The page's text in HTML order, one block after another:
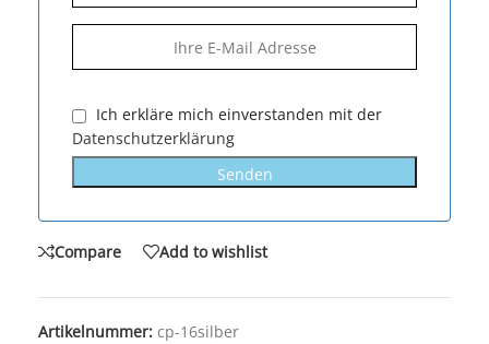
Ich erkläre mich einverstanden mit der
Datenschutzerklärung
Senden
Compare Add to wishlist
Artikelnummer: cp-16silber